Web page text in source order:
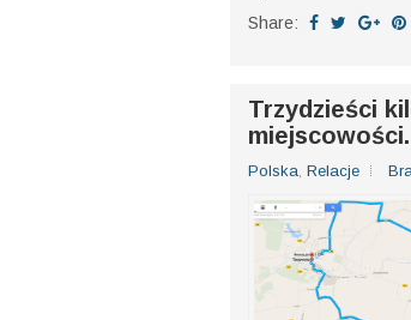
Biuro turystyczne,
Share:
Trzydzieści
miejscowości.
Polska,Relacje